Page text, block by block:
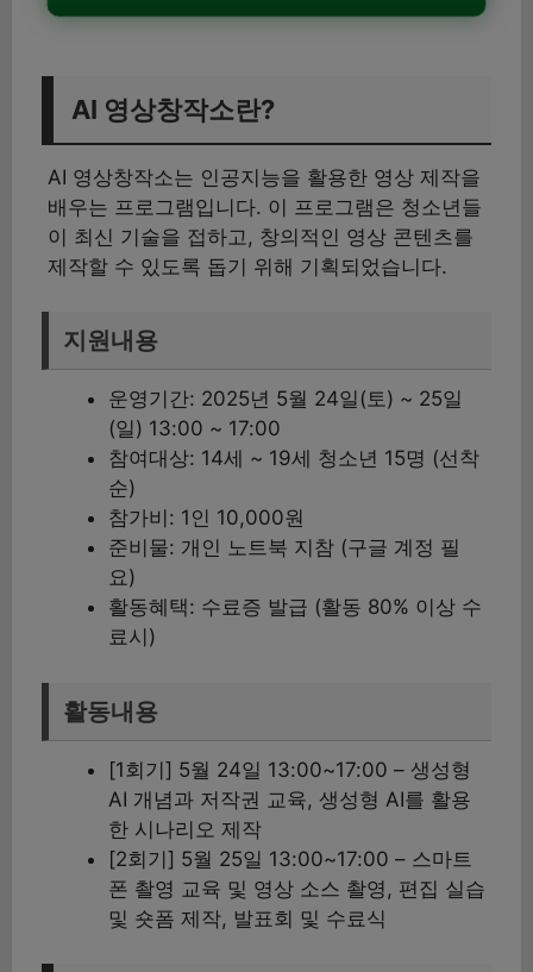
AI 영상창작소란?
AI 영상창작소는 인공지능을 활용한 영상 제작을
배우는 프로그램입니다. 이 프로그램은 청소년들
이 최신 기술을 접하고, 창의적인 영상 콘텐츠를
제작할 수 있도록 돕기 위해 기획되었습니다.
지원내용
운영기간: 2025년 5월 24일(토) ~ 25일
(일) 13:00 ~ 17:00
참여대상: 14세 ~ 19세 청소년 15명 (선착
순)
참가비: 1인 10,000원
준비물: 개인 노트북 지참 (구글 계정 필
요)
활동혜택: 수료증 발급 (활동 80% 이상 수
료시)
활동내용
[1회기] 5월 24일 13:00~17:00 – 생성형
AI 개념과 저작권 교육, 생성형 AI를 활용
한 시나리오 제작
[2회기] 5월 25일 13:00~17:00 – 스마트
폰 촬영 교육 및 영상 소스 촬영, 편집 실습
및 숏폼 제작, 발표회 및 수료식